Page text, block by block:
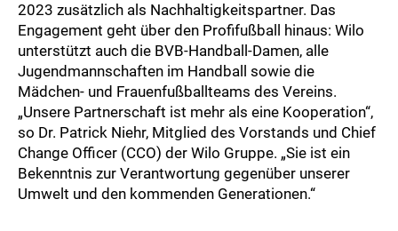
2023 zusätzlich als Nachhaltigkeitspartner. Das
Engagement geht über den Profifußball hinaus: Wilo
unterstützt auch die BVB-Handball-Damen, alle
Jugendmannschaften im Handball sowie die
Mädchen- und Frauenfußballteams des Vereins.
„Unsere Partnerschaft ist mehr als eine Kooperation“,
so Dr. Patrick Niehr, Mitglied des Vorstands und Chief
Change Officer (CCO) der Wilo Gruppe. „Sie ist ein
Bekenntnis zur Verantwortung gegenüber unserer
Umwelt und den kommenden Generationen.“